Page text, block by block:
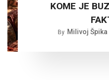
KOME JE
By Milivoj Špika